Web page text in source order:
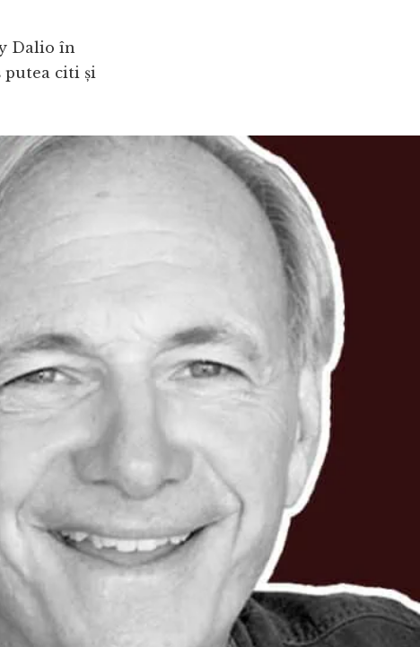
Dalio în
putea citi și